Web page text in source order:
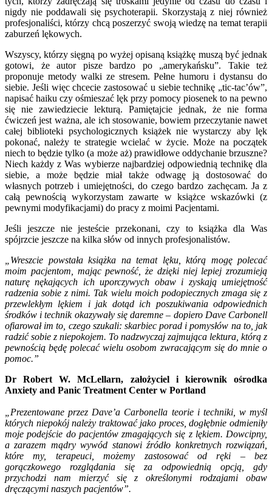
nigdy nie poddawali się psychoterapii. Skorzystają z niej również
profesjonaliści, którzy chcą poszerzyć swoją wiedzę na temat terapii
zaburzeń lękowych.
Wszyscy, którzy sięgną po wyżej opisaną książkę muszą być jednak
gotowi, że autor pisze bardzo po „amerykańsku”. Takie też
proponuje metody walki ze stresem. Pełne humoru i dystansu do
siebie. Jeśli więc chcecie zastosować u siebie technikę „tic-tac’ów”,
napisać haiku czy ośmieszać lęk przy pomocy piosenek to na pewno
się nie zawiedziecie lekturą. Pamiętajcie jednak, że nie forma
ćwiczeń jest ważna, ale ich stosowanie, bowiem przeczytanie nawet
całej biblioteki psychologicznych książek nie wystarczy aby lęk
pokonać, należy te strategie wcielać w życie. Może na początek
niech to będzie tylko (a może aż) prawidłowe oddychanie brzuszne?
Niech każdy z Was wybierze najbardziej odpowiednią technikę dla
siebie, a może będzie miał także odwagę ją dostosować do
własnych potrzeb i umiejętności, do czego bardzo zachęcam. Ja z
całą pewnością wykorzystam zawarte w książce wskazówki (z
pewnymi modyfikacjami) do pracy z moimi Pacjentami.
Jeśli jeszcze nie jesteście przekonani, czy to książka dla Was
spójrzcie jeszcze na kilka słów od innych profesjonalistów.
„Wreszcie powstała książka na temat lęku, którą mogę polecać
moim pacjentom, mając pewność, że dzięki niej lepiej zrozumieją
naturę nękających ich uporczywych obaw i zyskają umiejętność
radzenia sobie z nimi. Tak wielu moich podopiecznych zmaga się z
przewlekłym lękiem i jak dotąd ich poszukiwania odpowiednich
środków i technik okazywały się daremne – dopiero Dave Carbonell
ofiarował im to, czego szukali: skarbiec porad i pomysłów na to, jak
radzić sobie z niepokojem. To nadzwyczaj zajmująca lektura, którą z
pewnością będę polecać wielu osobom zwracającym się do mnie o
pomoc.”
Dr Robert W. McLellarn, założyciel i kierownik ośrodka
Anxiety and Panic Treatment Center w Portland
„Prezentowane przez Dave’a Carbonella teorie i techniki, w myśl
których niepokój należy traktować jako proces, dogłębnie odmieniły
moje podejście do pacjentów zmagających się z lękiem. Dowcipny,
a zarazem mądry wywód stanowi źródło konkretnych rozwiązań,
które my, terapeuci, możemy zastosować od ręki – bez
gorączkowego rozglądania się za odpowiednią opcją, gdy
przychodzi nam mierzyć się z określonymi rodzajami obaw
dręczącymi naszych pacjentów”.